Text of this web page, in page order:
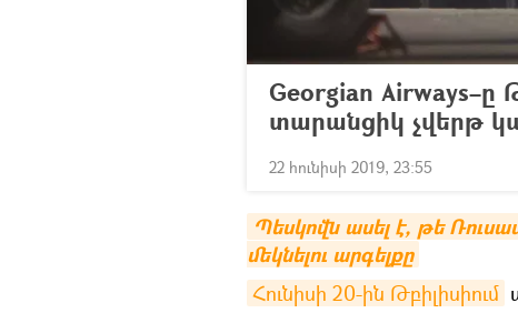
Georgian
տարանցիկ չվերթ
22 հունիսի 2019, 23:55
Պեսկովն ասել է, թե
մեկնելու արգելքը
Հունիսի 20-ին Թբիլիսիում